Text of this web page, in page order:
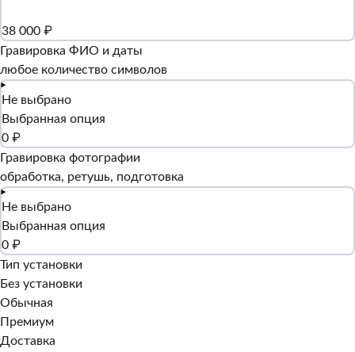
38 000 ₽
Гравировка ФИО и даты
любое количество символов
Не выбрано
Выбранная опция
0 ₽
Гравировка фотографии
обработка, ретушь, подготовка
Не выбрано
Выбранная опция
0 ₽
Тип установки
Без установки
Обычная
Премиум
Доставка